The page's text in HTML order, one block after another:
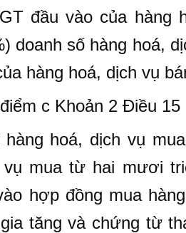
đầu vào của hàng
doanh số hàng hoá,
hàng hoá, dịch vụ
c Khoản 2 Điều
hoá, dịch vụ
vụ mua từ hai mươi
hợp đồng mua
tăng và chứng từ